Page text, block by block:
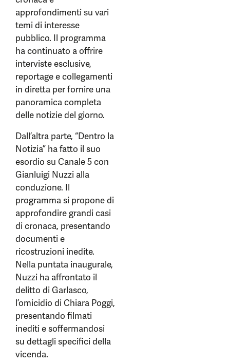
approfondimenti su vari
temi di interesse
pubblico. Il programma
ha continuato a offrire
interviste esclusive,
reportage e collegamenti
in diretta per fornire una
panoramica completa
delle notizie del giorno.
Dall’altra parte, “Dentro la
Notizia” ha fatto il suo
esordio su Canale 5 con
Gianluigi Nuzzi alla
conduzione. Il
programma si propone di
approfondire grandi casi
di cronaca, presentando
documenti e
ricostruzioni inedite.
Nella puntata inaugurale,
Nuzzi ha affrontato il
delitto di Garlasco,
l’omicidio di Chiara Poggi,
presentando filmati
inediti e soffermandosi
su dettagli specifici della
vicenda.